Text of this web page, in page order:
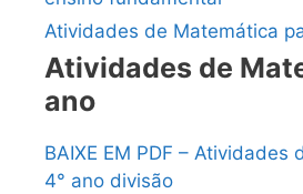
Atividades de Matemática
Atividades de
ano
BAIXE EM PDF – Atividades
4° ano divisão